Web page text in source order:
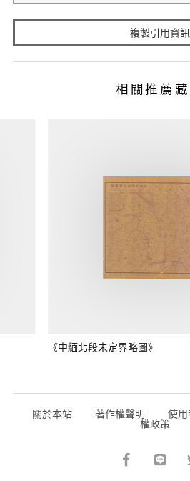
複製引用資訊
相關推薦
《中緬北段未定界略圖》
關於本站 著作權聲明 使
權政策